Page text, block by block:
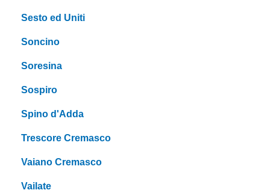
Sesto ed Uniti
Soncino
Soresina
Sospiro
Spino d'Adda
Trescore Cremasco
Vaiano Cremasco
Vailate